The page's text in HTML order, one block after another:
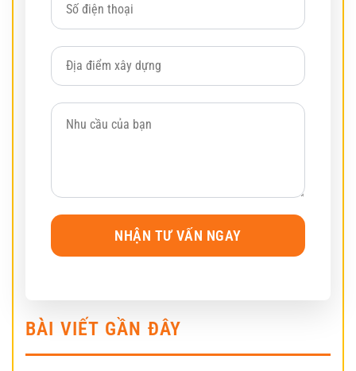
BÀI VIẾT GẦN ĐÂY